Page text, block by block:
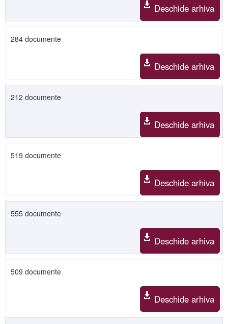
Deschide arhiva
284 documente
Deschide arhiva
212 documente
Deschide arhiva
519 documente
Deschide arhiva
555 documente
Deschide arhiva
509 documente
Deschide arhiva